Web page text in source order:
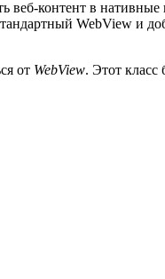
контент в
WebView и
от WebView. Этот класс